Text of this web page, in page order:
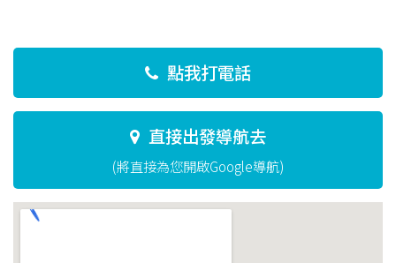
點我打電話
直接出發導航去
(將直接為您開啟Google導航)